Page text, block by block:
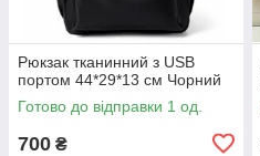
Рюкзак тканинний з USB
портом 44*29*13 см Чорний
Готово до відправки 1 од.
700 ₴